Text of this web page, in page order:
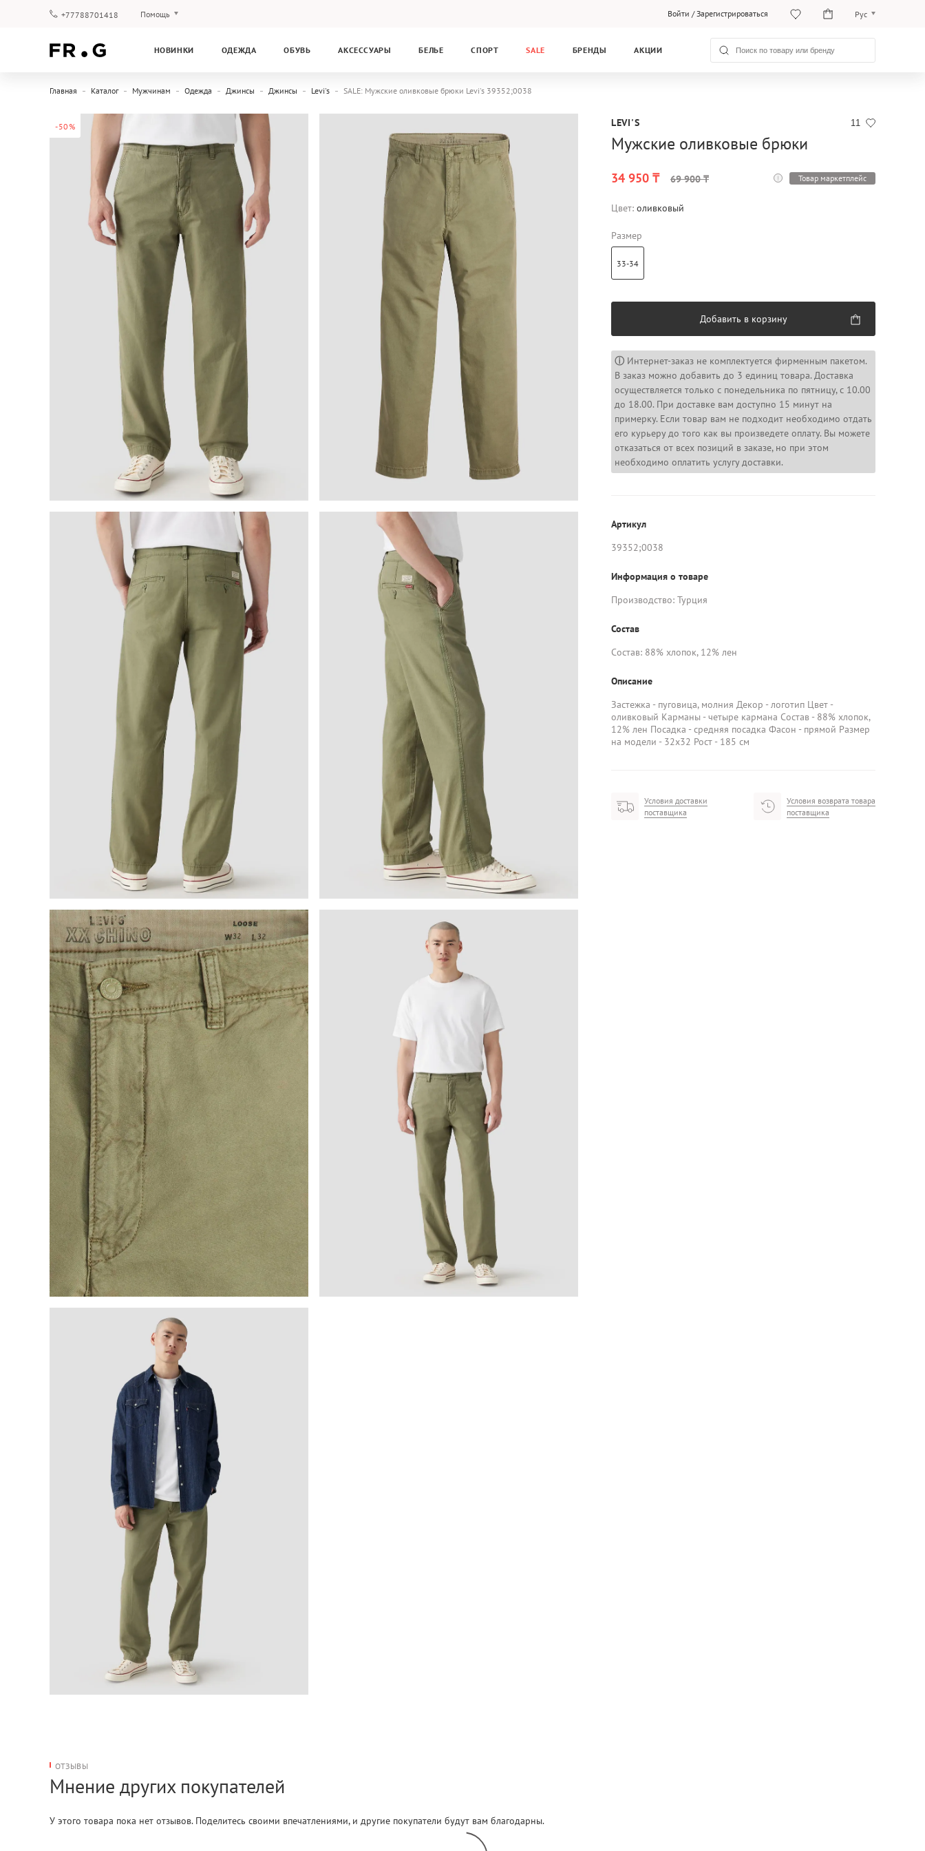
+77788701418 Помощь Войти /Зарегистрироваться Рус
Қаз
НОВИНКИ ОДЕЖДА ОБУВЬ АКСЕССУАРЫ БЕЛЬЕ СПОРТ SALE БРЕНДЫ АКЦИИ
Главная Каталог Мужчинам Одежда Джинсы Джинсы Levi's SALE: Мужские оливковые брюки Levi's 39352;0038
-50% 11
LEVI'S
Мужские оливковые брюки
34 950 ₸ 69 900 ₸ Товар маркетплейс
Цвет: оливковый
Размер
33-34
Добавить в корзину
ⓘ Интернет-заказ не комплектуется фирменным пакетом.
В заказ можно добавить до 3 единиц товара. Доставка
осуществляется только с понедельника по пятницу, с 10.00
до 18.00. При доставке вам доступно 15 минут на
примерку. Если товар вам не подходит необходимо отдать
его курьеру до того как вы произведете оплату. Вы можете
отказаться от всех позиций в заказе, но при этом
необходимо оплатить услугу доставки.
Артикул
39352;0038
Информация о товаре
Производство: Турция
Состав
Состав: 88% хлопок, 12% лен
Описание
Застежка - пуговица, молния Декор - логотип Цвет -
оливковый Карманы - четыре кармана Состав - 88% хлопок,
12% лен Посадка - средняя посадка Фасон - прямой Размер
на модели - 32х32 Рост - 185 см
Условия доставки
поставщика
Условия возврата товара
поставщика
ОТЗЫВЫ
Мнение других покупателей
У этого товара пока нет отзывов. Поделитесь своими впечатлениями, и другие покупатели будут вам благодарны.